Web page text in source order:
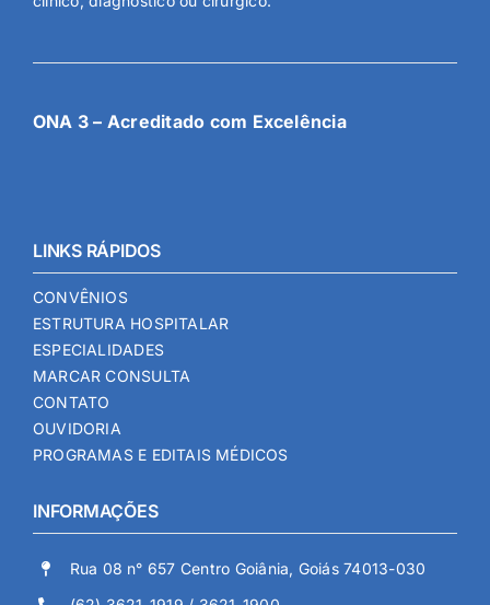
ONA 3 – Acreditado com Excelência
LINKS RÁPIDOS
CONVÊNIOS
ESTRUTURA HOSPITALAR
ESPECIALIDADES
MARCAR CONSULTA
CONTATO
OUVIDORIA
PROGRAMAS E EDITAIS MÉDICOS
INFORMAÇÕES
Rua 08 n° 657 Centro Goiânia, Goiás 74013-030